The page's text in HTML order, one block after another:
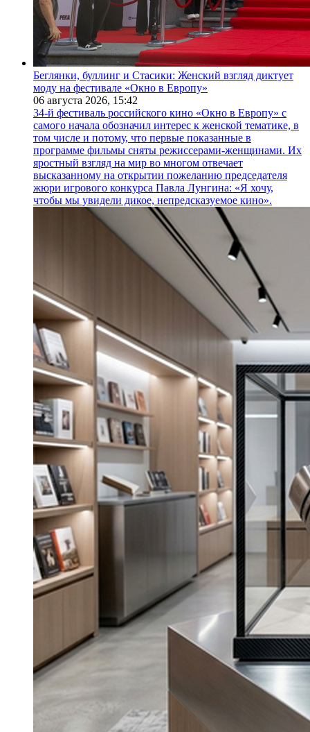
Беглянки, буллинг и Стасики: Женский взгляд диктует
моду на фестивале «Окно в Европу»
06 августа 2026, 15:42
34-й фестиваль российского кино «Окно в Европу» с
самого начала обозначил интерес к женской тематике, в
том числе и потому, что первые показанные в
программе фильмы сняты режиссерами-женщинами. Их
яростный взгляд на мир во многом отвечает
высказанному на открытии пожеланию председателя
жюри игрового конкурса Павла Лунгина: «Я хочу,
чтобы мы увидели дикое, непредсказуемое кино».